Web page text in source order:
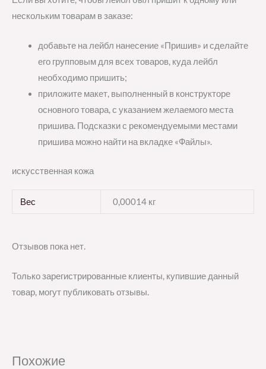
нескольким товарам в заказе:
добавьте на лейбл нанесение «Пришив» и сделайте
его групповым для всех товаров, куда лейбл
необходимо пришить;
приложите макет, выполненный в конструкторе
основного товара, с указанием желаемого места
пришива. Подсказки с рекомендуемыми местами
пришива можно найти на вкладке «Файлы».
искусственная кожа
Вес 0,00014 кг
Отзывов пока нет.
Только зарегистрированные клиенты, купившие данный
товар, могут публиковать отзывы.
Похожие